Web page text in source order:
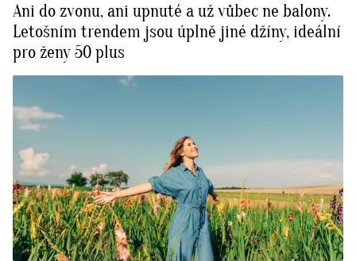
Ani do zvonu, ani upnuté a už vůbec ne balony.
Letošním trendem jsou úplně jiné džíny, ideální
pro ženy 50 plus